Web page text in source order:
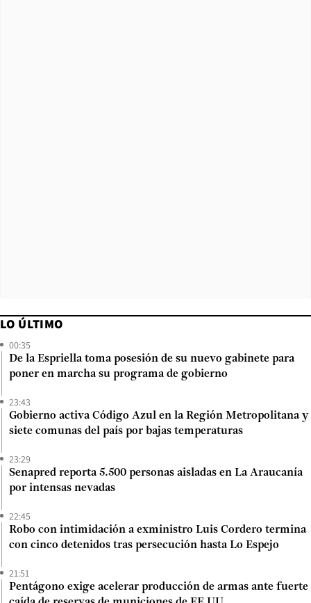
LO ÚLTIMO
00:35
De la Espriella toma posesión de su nuevo gabinete para
poner en marcha su programa de gobierno
23:43
Gobierno activa Código Azul en la Región Metropolitana y
siete comunas del país por bajas temperaturas
23:29
Senapred reporta 5.500 personas aisladas en La Araucanía
por intensas nevadas
22:45
Robo con intimidación a exministro Luis Cordero termina
con cinco detenidos tras persecución hasta Lo Espejo
21:51
Pentágono exige acelerar producción de armas ante fuerte